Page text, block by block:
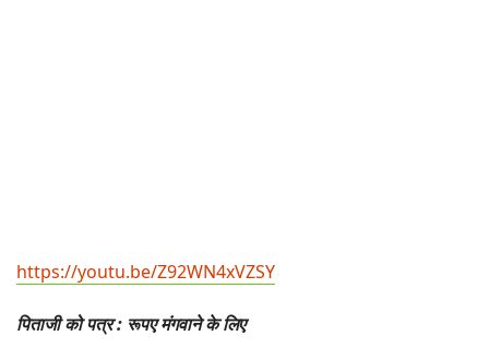
https://youtu.be/Z92WN4xVZSY
पिताजी को पत्र : रूपए मंगवाने के लिए